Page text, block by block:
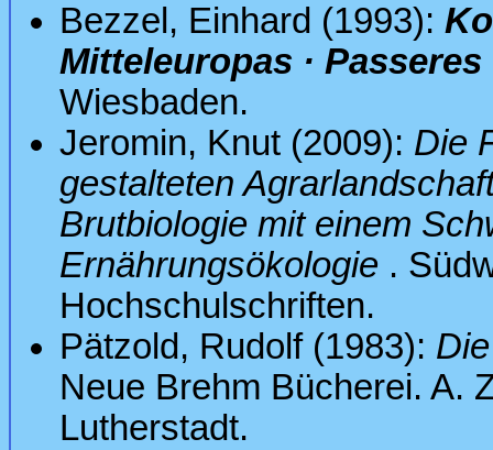
Bezzel, Einhard (1993):
Mitteleuropas · Passeres
Wiesbaden.
Jeromin, Knut (2009): Die
gestalteten
Brutbiologie mit einem
Ernährungsökologie .
Hochschulschriften.
Pätzold, Rudolf (1983):
Neue Brehm Bücherei. A.
Lutherstadt.